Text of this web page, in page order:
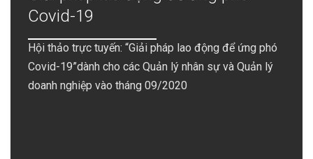
Covid-19
Hội thảo trực tuyến: “Giải pháp lao động để ứng phó
Covid-19”dành cho các Quản lý nhân sự và Quản lý
doanh nghiệp vào tháng 09/2020